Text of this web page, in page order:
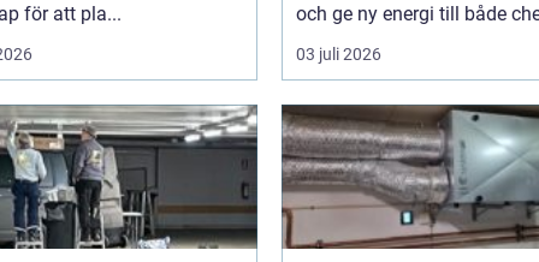
för att pla...
och ge ny energi till både
03 juli 2026